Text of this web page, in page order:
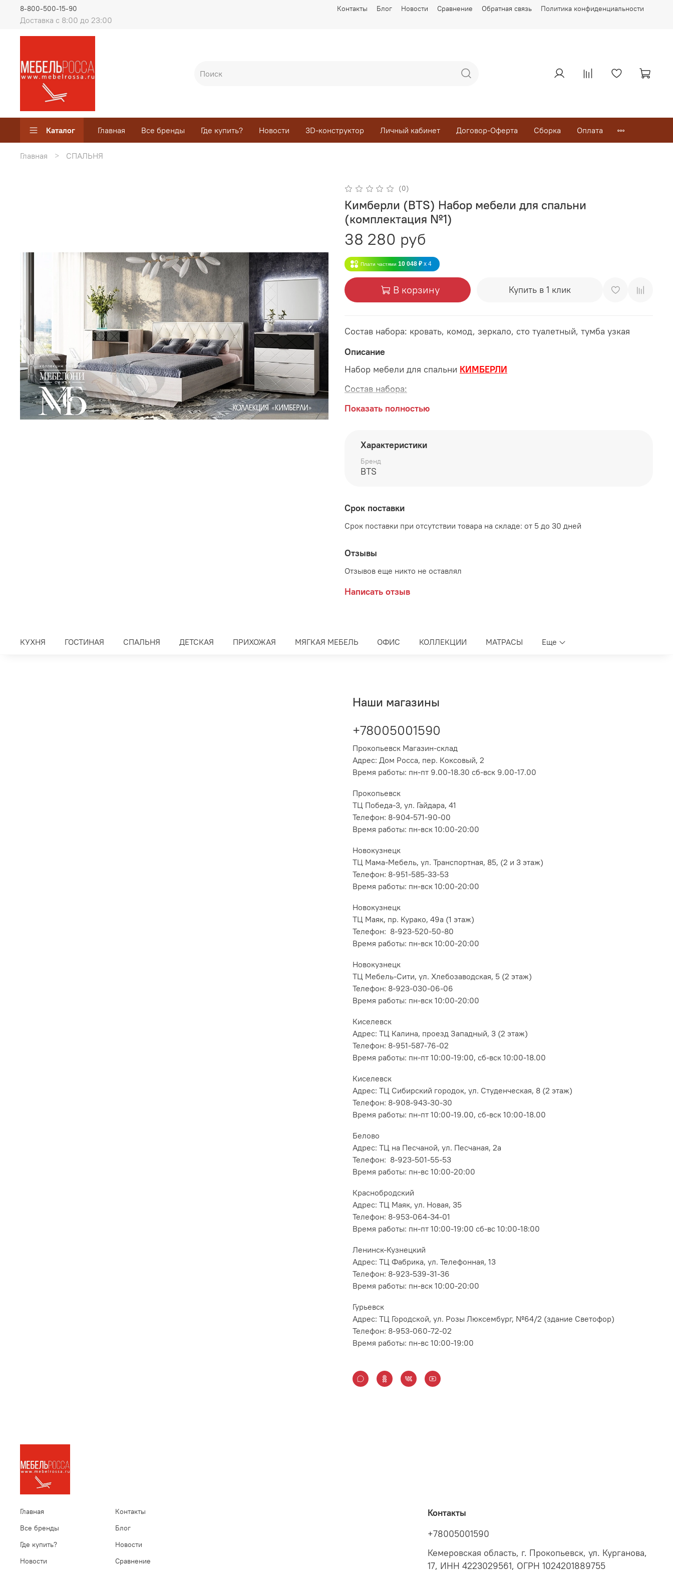
Контакты Блог Новости Сравнение Обратная связь Политика конфиденциальности
Доставка с 8:00 до 23:00
8-800-500-15-90
Каталог Главная Все бренды Где купить? Новости 3D-конструктор Личный кабинет Договор-Оферта Сборка Оплата
Главная СПАЛЬНЯ
(0)
Кимберли (BTS) Набор мебели для спальни
(комплектация №1)
38 280 руб
Плати частями 10 048 ₽ x 4
В корзину Купить в 1 клик
Состав набора: кровать, комод, зеркало, сто туалетный, тумба узкая
Описание
Набор мебели для спальни КИМБЕРЛИ
Состав набора:
кровать двухместная 1600*2000 мм (без основания, без матраса)
зеркало 790*36*590 мм
стол туалетный 802*460*824 мм
Цвет:
Корпус - Ясень Белый
Производитель:
Показать полностью
Характеристики
Бренд
BTS
Срок поставки
Срок поставки при отсутствии товара на складе: от 5 до 30 дней
Отзывы
Отзывов еще никто не оставлял
Написать отзыв
КУХНЯ ГОСТИНАЯ СПАЛЬНЯ ДЕТСКАЯ ПРИХОЖАЯ МЯГКАЯ МЕБЕЛЬ ОФИС КОЛЛЕКЦИИ МАТРАСЫ Еще
Наши магазины
+78005001590
Прокопьевск Магазин-склад
Адрес: Дом Росса, пер. Коксовый, 2
Время работы: пн-пт 9.00-18.30 сб-вск 9.00-17.00
Прокопьевск
ТЦ Победа-3, ул. Гайдара, 41
Телефон: 8-904-571-90-00
Время работы: пн-вск 10:00-20:00
Новокузнецк
ТЦ Мама-Мебель, ул. Транспортная, 85, (2 и 3 этаж)
Телефон: 8-951-585-33-53
Время работы: пн-вск 10:00-20:00
Новокузнецк
ТЦ Маяк, пр. Курако, 49а (1 этаж)
Телефон: 8-923-520-50-80
Время работы: пн-вск 10:00-20:00
Новокузнецк
ТЦ Мебель-Сити, ул. Хлебозаводская, 5 (2 этаж)
Телефон: 8-923-030-06-06
Время работы: пн-вск 10:00-20:00
Киселевск
Адрес: ТЦ Калина, проезд Западный, 3 (2 этаж)
Телефон: 8-951-587-76-02
Время работы: пн-пт 10:00-19:00, сб-вск 10:00-18.00
Киселевск
Адрес: ТЦ Сибирский городок, ул. Студенческая, 8 (2 этаж)
Телефон: 8-908-943-30-30
Время работы: пн-пт 10:00-19.00, сб-вск 10:00-18.00
Белово
Адрес: ТЦ на Песчаной, ул. Песчаная, 2а
Телефон: 8-923-501-55-53
Время работы: пн-вс 10:00-20:00
Краснобродский
Адрес: ТЦ Маяк, ул. Новая, 35
Телефон: 8-953-064-34-01
Время работы: пн-пт 10:00-19:00 сб-вс 10:00-18:00
Ленинск-Кузнецкий
Адрес: ТЦ Фабрика, ул. Телефонная, 13
Телефон: 8-923-539-31-36
Время работы: пн-вск 10:00-20:00
Гурьевск
Адрес: ТЦ Городской, ул. Розы Люксембург, №64/2 (здание Светофор)
Телефон: 8-953-060-72-02
Время работы: пн-вс 10:00-19:00
Главная
Все бренды
Где купить?
Новости
Контакты
Блог
Новости
Сравнение
Контакты
+78005001590
Кемеровская область, г. Прокопьевск, ул. Курганова,
17, ИНН 4223029561, ОГРН 1024201889755